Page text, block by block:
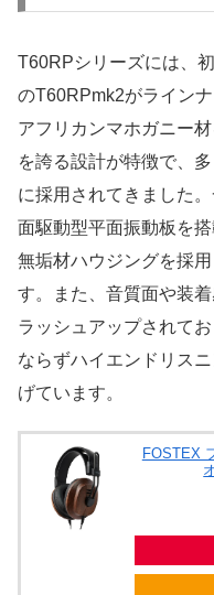
T60RPシリーズには、
のT60RPmk2がライン
アフリカンマホガニー
を誇る設計が特徴で、
に採用されてきました
面駆動型平面振動板を
無垢材ハウジングを採
す。また、音質面や装
ラッシュアップされて
ならずハイエンドリス
げています。
FOSTEX